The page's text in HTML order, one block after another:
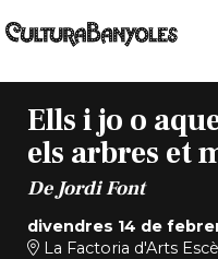
Ells i jo o
els arbres et
De Jordi Font
divendres 14 de
La Factoria d'Arts